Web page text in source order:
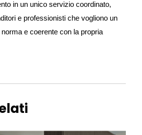
in un unico servizio coordinato,
e professionisti che vogliono un
e coerente con la propria